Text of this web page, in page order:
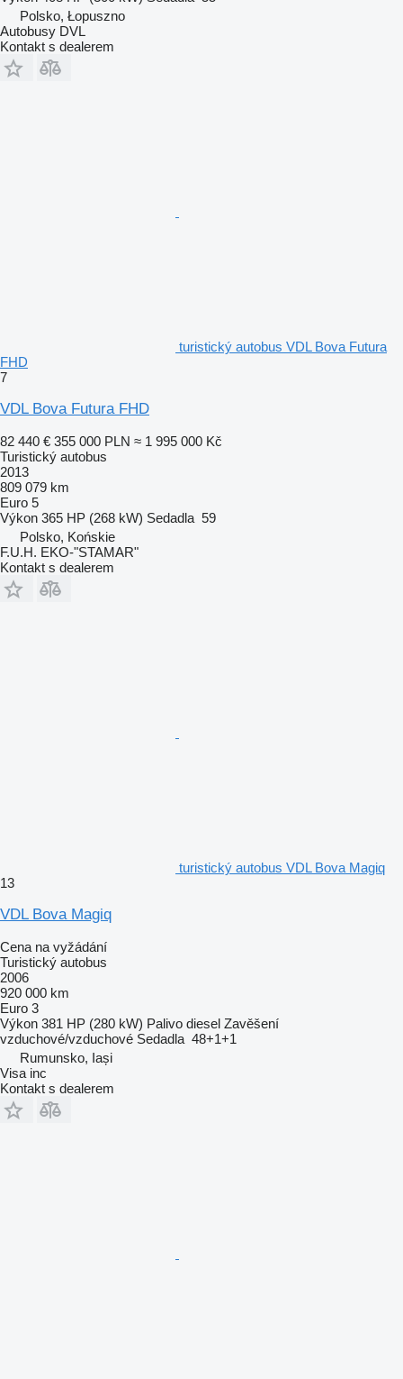
Polsko, Łopuszno
Autobusy DVL
Kontakt s dealerem
turistický autobus VDL Bova Futura
FHD
7
VDL Bova Futura FHD
82 440 € 355 000 PLN ≈ 1 995 000 Kč
Turistický autobus
2013
809 079 km
Euro 5
Výkon 365 HP (268 kW) Sedadla 59
Polsko, Końskie
F.U.H. EKO-"STAMAR"
Kontakt s dealerem
turistický autobus VDL Bova Magiq
13
VDL Bova Magiq
Cena na vyžádání
Turistický autobus
2006
920 000 km
Euro 3
Výkon 381 HP (280 kW) Palivo diesel Zavěšení
vzduchové/vzduchové Sedadla 48+1+1
Rumunsko, Iași
Visa inc
Kontakt s dealerem